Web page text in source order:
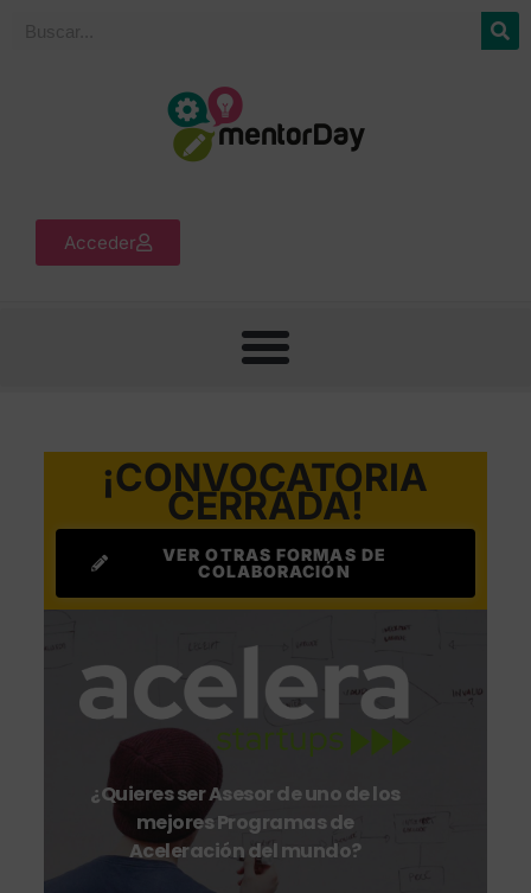
Acceder
¡CONVOCATORIA
CERRADA!
VER OTRAS FORMAS DE
COLABORACIÓN
¿Quieres ser Asesor de uno de los
mejores Programas de
Aceleración del mundo?